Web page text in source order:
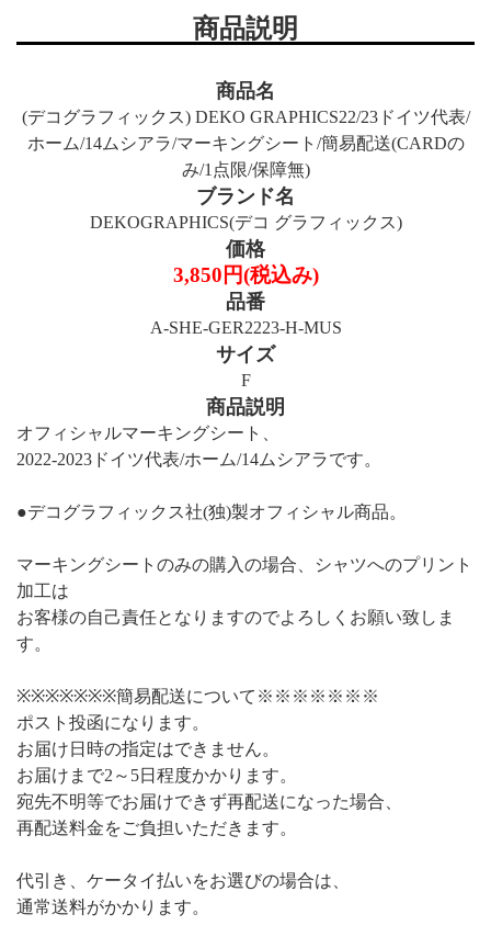
商品説明
商品名
(デコグラフィックス) DEKO GRAPHICS22/23ドイツ代表/
ホーム/14ムシアラ/マーキングシート/簡易配送(CARDの
み/1点限/保障無)
ブランド名
DEKOGRAPHICS(デコ グラフィックス)
価格
3,850円(税込み)
品番
A-SHE-GER2223-H-MUS
サイズ
F
商品説明
オフィシャルマーキングシート、
2022-2023ドイツ代表/ホーム/14ムシアラです。
●デコグラフィックス社(独)製オフィシャル商品。
マーキングシートのみの購入の場合、シャツへのプリント
加工は
お客様の自己責任となりますのでよろしくお願い致しま
す。
※※※※※※※簡易配送について※※※※※※※
ポスト投函になります。
お届け日時の指定はできません。
お届けまで2～5日程度かかります。
宛先不明等でお届けできず再配送になった場合、
再配送料金をご負担いただきます。
代引き、ケータイ払いをお選びの場合は、
通常送料がかかります。